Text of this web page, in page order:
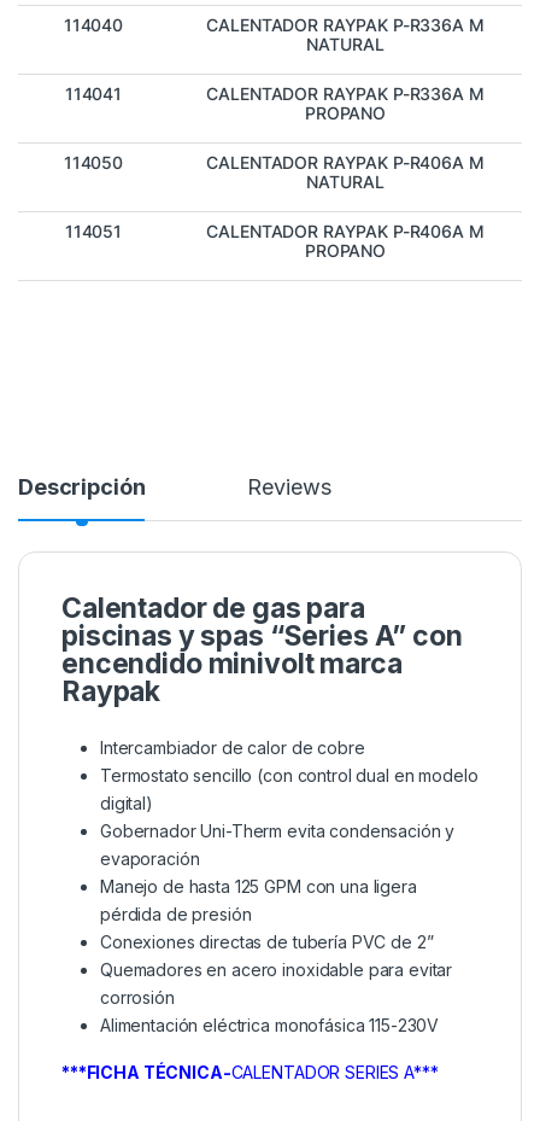
114040
CALENTADOR RAYPAK P-R336A M
NATURAL
114041
CALENTADOR RAYPAK P-R336A M
PROPANO
114050
CALENTADOR RAYPAK P-R406A M
NATURAL
114051
CALENTADOR RAYPAK P-R406A M
PROPANO
Descripción Reviews
Calentador de gas para
piscinas y spas “Series A” con
encendido minivolt marca
Raypak
Intercambiador de calor de cobre
Termostato sencillo (con control dual en modelo
digital)
Gobernador Uni-Therm evita condensación y
evaporación
Manejo de hasta 125 GPM con una ligera
pérdida de presión
Conexiones directas de tubería PVC de 2”
Quemadores en acero inoxidable para evitar
corrosión
Alimentación eléctrica monofásica 115-230V
***FICHA TÉCNICA-CALENTADOR SERIES A***